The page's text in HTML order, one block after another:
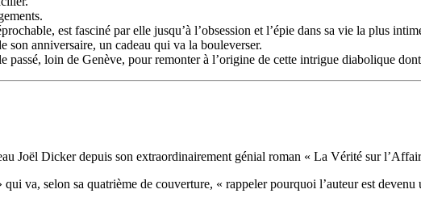
est fasciné par elle jusqu’à l’obsession et l’épie dans sa vie la plus
anniversaire, un cadeau qui va la bouleverser.
passé, loin de Genève, pour remonter à l’origine de cette intrigue diabolique
Joël Dicker depuis son extraordinairement génial roman « La Vérité sur
qui va, selon sa quatrième de couverture, « rappeler pourquoi l’auteur est